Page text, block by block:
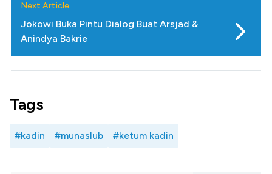
Next Article
Jokowi Buka Pintu Dialog Buat Arsjad &
Anindya Bakrie
Tags
#kadin #munaslub #ketum kadin